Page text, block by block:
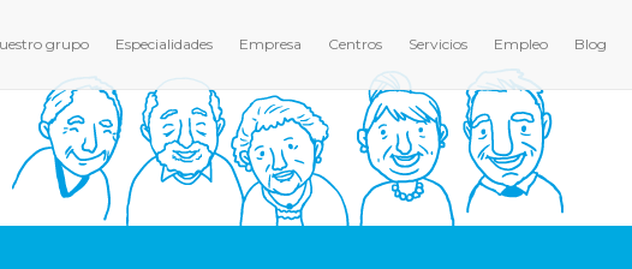
grupo Especialidades Empresa Centros Servicios Empleo Blog